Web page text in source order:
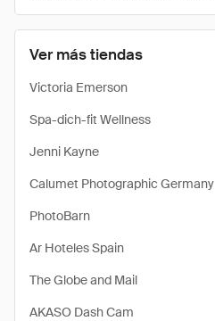
Ver más tiendas
Victoria Emerson
Spa-dich-fit Wellness
Jenni Kayne
Calumet Photographic Germany
PhotoBarn
Ar Hoteles Spain
The Globe and Mail
AKASO Dash Cam